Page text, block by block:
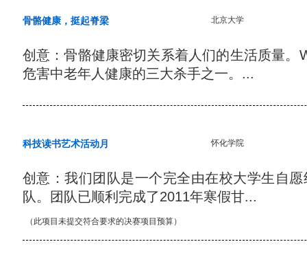
骨骼健康，挺起脊梁 北京大学
创意：骨骼健康密切关系着人们的生活质量。
危害中老年人健康的三大杀手之一。...
科技读书艺术活动月 怀化学院
创意：我们团队是一个完全由在校大学生自
队。团队已顺利完成了2011年寒假甘...
（此项目未提交符合要求的决赛项目预算）